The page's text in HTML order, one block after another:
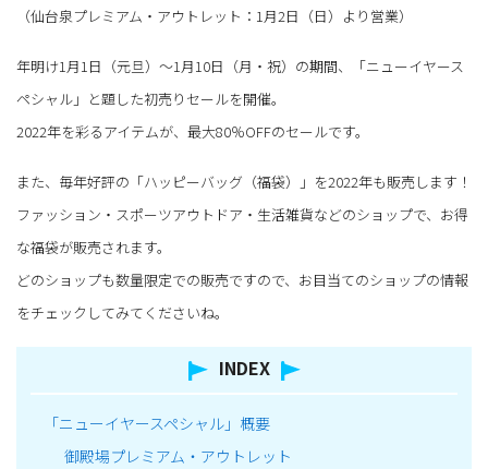
（仙台泉プレミアム・アウトレット：1月2日（日）より営業）
年明け1月1日（元旦）～1月10日（月・祝）の期間、「ニューイヤース
ペシャル」と題した初売りセールを開催。
2022年を彩るアイテムが、最大80％OFFのセールです。
また、毎年好評の「ハッピーバッグ（福袋）」を2022年も販売します！
ファッション・スポーツアウトドア・生活雑貨などのショップで、お得
な福袋が販売されます。
どのショップも数量限定での販売ですので、お目当てのショップの情報
をチェックしてみてくださいね。
INDEX
「ニューイヤースペシャル」概要
御殿場プレミアム・アウトレット